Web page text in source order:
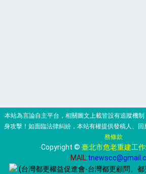
‧本站為言論自主平台，相關圖文上載皆設有追蹤機
身攻擊！如面臨法律糾紛，本站有權提供發稿人、
務條款
‧Copyright © 臺北市危老重建工
MAIL:
(台灣都更權益促進會-台灣都更顧問、